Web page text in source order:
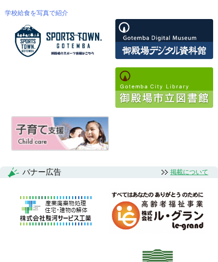
ー
ョ
ン
学校給食を写真で紹介
バナー広告 掲載について